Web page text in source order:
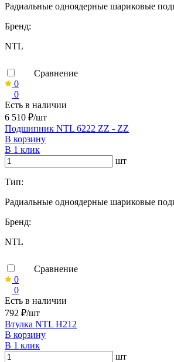
Радиальные одноядерные шариковые
Бренд:
NTL
Сравнение
0
0
Есть в наличии
6 510 ₽/шт
Подшипник NTL 6222 ZZ - ZZ
В корзину
В 1 клик
шт
Тип:
Радиальные одноядерные шариковые
Бренд:
NTL
Сравнение
0
0
Есть в наличии
792 ₽/шт
Втулка NTL H212
В корзину
В 1 клик
шт